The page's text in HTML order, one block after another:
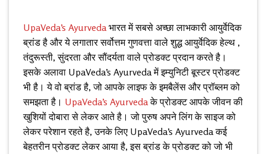
UpaVeda’s Ayurveda भारत में सबसे अच्छा लाभकारी आयुर्वेदिक
ब्रांड है और ये लगातार सर्वोत्तम गुणवत्ता वाले शुद्ध आयुर्वेदिक हेल्थ ,
तंदुरूस्ती, सुंदरता और सौंदर्यता वाले प्रोडक्ट प्रदान करते है।
इसके अलावा UpaVeda’s Ayurvedaमें इम्युनिटी बूस्टर प्रोडक्ट
भी है। ये वो ब्रांड है, जो आपके लाइफ के इमबैलेंस और प्रॉब्लम को
समझता है। UpaVeda’s Ayurvedaके प्रोडक्ट आपके जीवन की
खुशियों दोबारा से लेकर आते है। जो पुरुष अपने लिंग के साइज को
लेकर परेशान रहते है, उनके लिए UpaVeda’s Ayurvedaकई
बेहतरीन प्रोडक्ट लेकर आया है, इस ब्रांड के प्रोडक्ट को जो भी